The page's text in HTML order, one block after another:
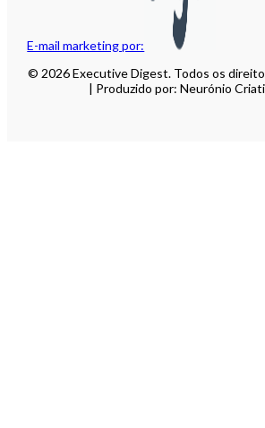
E-mail marketing por:
© 2026 Executive Digest. Todos os
| Produzido por: Neurónio